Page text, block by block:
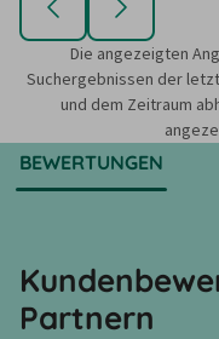
Die angezeigten
Suchergebnissen der
und dem Zeitraum
BEWERTUNGEN
Partnern